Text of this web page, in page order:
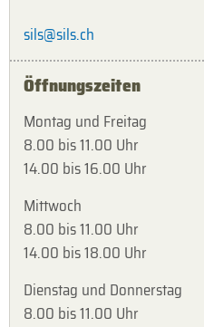
sils@sils.ch
Öffnungszeiten
Montag und Freitag
8.00 bis 11.00 Uhr
14.00 bis 16.00 Uhr
Mittwoch
8.00 bis 11.00 Uhr
14.00 bis 18.00 Uhr
Dienstag und Donnerstag
8.00 bis 11.00 Uhr